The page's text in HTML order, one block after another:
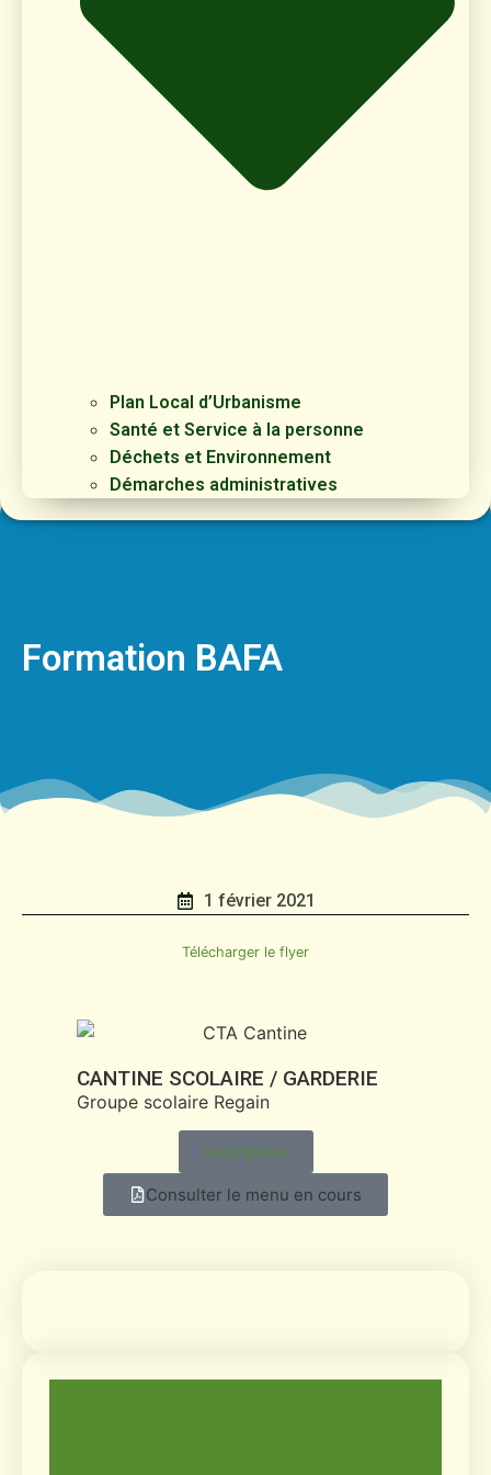
Plan Local d’Urbanisme
Santé et Service à la personne
Déchets et Environnement
Démarches administratives
Formation BAFA
1 février 2021
Télécharger le flyer
CANTINE SCOLAIRE / GARDERIE
Groupe scolaire Regain
Inscription
Consulter le menu en cours